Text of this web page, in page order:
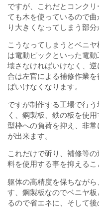
ですが、これだとコンク
ても木を使っているので
り大きくなってしまう部分
こうなってしまうとベニ
は電動ピックといった電
壊さなければいけなく、
合は左官による補修作業
ばいけなくなります。
ですが制作する工場で行
く、鋼製板、鉄の板を使
型枠への負荷を抑え、非
が出来ます。
これだけで斫り、補修等
料を使用する事を抑えるこ
躯体の高精度を保ちなが
す、鋼製板なのでベニヤ
るので省エネに、そして後